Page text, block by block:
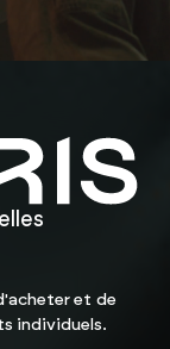
et de
individuels.